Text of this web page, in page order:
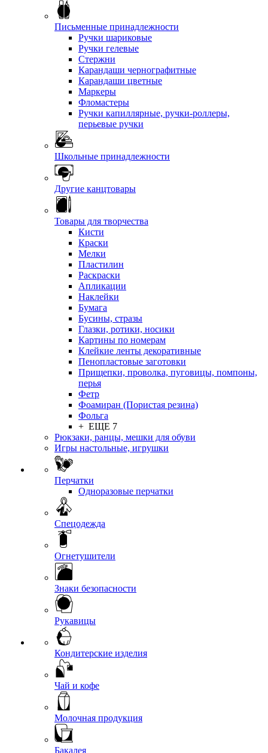
Письменные принадлежности
Ручки шариковые
Ручки гелевые
Стержни
Карандаши чернографитные
Карандаши цветные
Маркеры
Фломастеры
Ручки капиллярные, ручки-роллеры,
перьевые ручки
Школьные принадлежности
Другие канцтовары
Товары для творчества
Кисти
Краски
Мелки
Пластилин
Раскраски
Апликации
Наклейки
Бумага
Бусины, стразы
Глазки, ротики, носики
Картины по номерам
Клейкие ленты декоративные
Пенопластовые заготовки
Прищепки, проволка, пуговицы, помпоны,
перья
Фетр
Фоамиран (Пористая резина)
Фольга
+ ЕЩЕ 7
Рюкзаки, ранцы, мешки для обуви
Игры настольные, игрушки
Перчатки
Одноразовые перчатки
Спецодежда
Огнетушители
Знаки безопасности
Рукавицы
Кондитерские изделия
Чай и кофе
Молочная продукция
Бакалея